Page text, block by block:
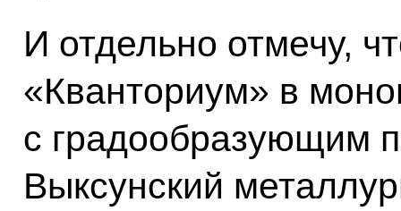
И отдельно отмечу,
«Кванториум» в
с градообразующим
Выксунский